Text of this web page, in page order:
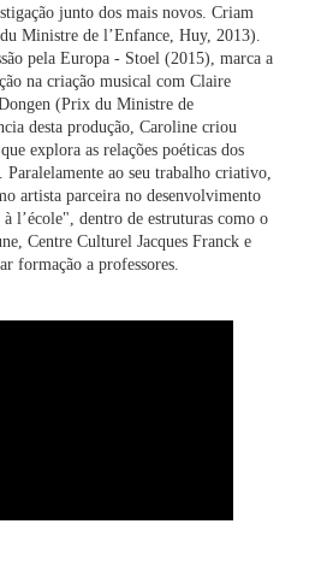
junto dos mais novos. Criam
Ministre de l’Enfance, Huy, 2013).
pela Europa - Stoel (2015), marca a
na criação musical com Claire
(Prix du Ministre de
desta produção, Caroline criou
explora as relações poéticas dos
ao seu trabalho criativo,
artista parceira no desenvolvimento
l’école", dentro de estruturas como o
Centre Culturel Jacques Franck e
formação a professores.